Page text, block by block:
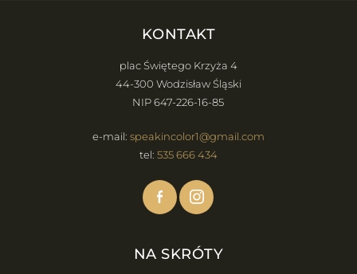
KONTAKT
plac Świętego Krzyża 4
44-300 Wodzisław Śląski
NIP 647-226-16-85
e-mail: speakincolor1@gmail.com
tel: 535 666 434
NA SKRÓTY